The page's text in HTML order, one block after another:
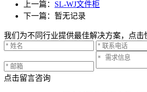
上一篇： SL-WJ文件柜
下一篇：暂无记录
我们为不同行业提供最佳解决方案，点击
点击留言咨询